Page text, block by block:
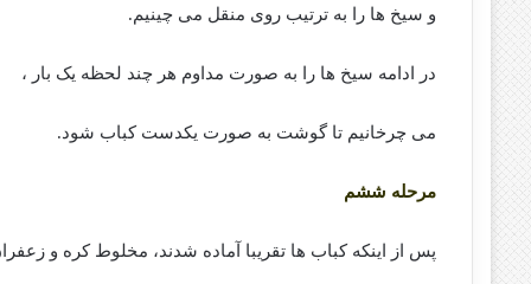
و سیخ ها را به ترتیب روی منقل می چینیم.
در ادامه سیخ ها را به صورت مداوم هر چند لحظه یک بار ،
می چرخانیم تا گوشت به صورت یکدست کباب شود.
مرحله ششم
پس از اینکه کباب ها تقریبا آماده شدند، مخلوط کره و